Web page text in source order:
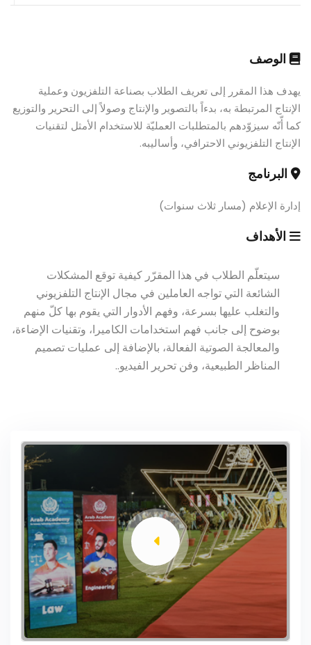
الوصف
يهدف هذا المقرر إلى تعريف الطلاب بصناعة التلفزيون وعملية
الإنتاج المرتبطة به، بدءاً بالتصوير والإنتاج وصولاً إلى التحرير والتوزيع
كما أّنّه سيزوّدهم بالمتطلبات العمليّة للاستخدام الأمثل لتقنيات
الإنتاج التلفزيوني الاحترافي، وأساليبه.
البرنامج
إدارة الإعلام (مسار ثلاث سنوات)
الأهداف
سيتعلّم الطلاب في هذا المقرّر كيفية توقع المشكلات
الشائعة التي تواجه العاملين في مجال الإنتاج التلفزيوني
والتغلب عليها بسرعة، وفهم الأدوار التي يقوم بها كلّ منهم
بوضوح إلى جانب فهم استخدامات الكاميرا، وتقنيات الإضاءة،
والمعالجة الصوتية الفعالة، بالإضافة إلى عمليات تصميم
المناظر الطبيعية، وفن تحرير الفيديو..